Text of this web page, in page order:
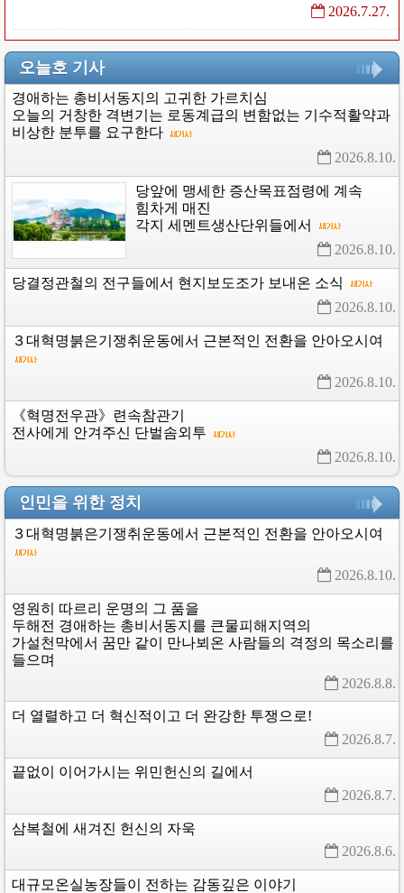
2026.7.27.
오늘호 기사
경애하는 총비서동지의 고귀한 가르치심
오늘의 거창한 격변기는 로동계급의 변함없는 기수적활약과
비상한 분투를 요구한다
2026.8.10.
당앞에 맹세한 증산목표점령에 계속
힘차게 매진
각지 세멘트생산단위들에서
2026.8.10.
당결정관철의 전구들에서 현지보도조가 보내온 소식
2026.8.10.
３대혁명붉은기쟁취운동에서 근본적인 전환을 안아오시여
2026.8.10.
《혁명전우관》련속참관기
전사에게 안겨주신 단벌솜외투
2026.8.10.
인민을 위한 정치
３대혁명붉은기쟁취운동에서 근본적인 전환을 안아오시여
2026.8.10.
영원히 따르리 운명의 그 품을
두해전 경애하는 총비서동지를 큰물피해지역의
가설천막에서 꿈만 같이 만나뵈온 사람들의 격정의 목소리를
들으며
2026.8.8.
더 열렬하고 더 혁신적이고 더 완강한 투쟁으로!
2026.8.7.
끝없이 이어가시는 위민헌신의 길에서
2026.8.7.
삼복철에 새겨진 헌신의 자욱
2026.8.6.
대규모온실농장들이 전하는 감동깊은 이야기